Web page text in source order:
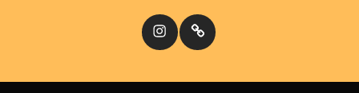
InstagramКіномандри